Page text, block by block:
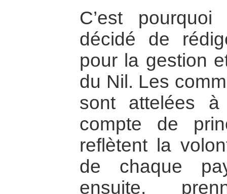
C’est
décidé de
pour la gestion
du Nil. Les
sont attelées
compte de
reflètent la
de chaque
ensuite,